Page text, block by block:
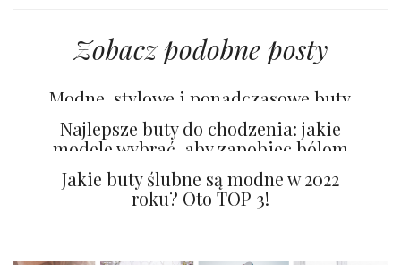
Zobacz podobne posty
Modne, stylowe i ponadczasowe buty
ślubne
Najlepsze buty do chodzenia: jakie
modele wybrać, aby zapobiec bólom
Jakie buty ślubne są modne w 2022
roku? Oto TOP 3!